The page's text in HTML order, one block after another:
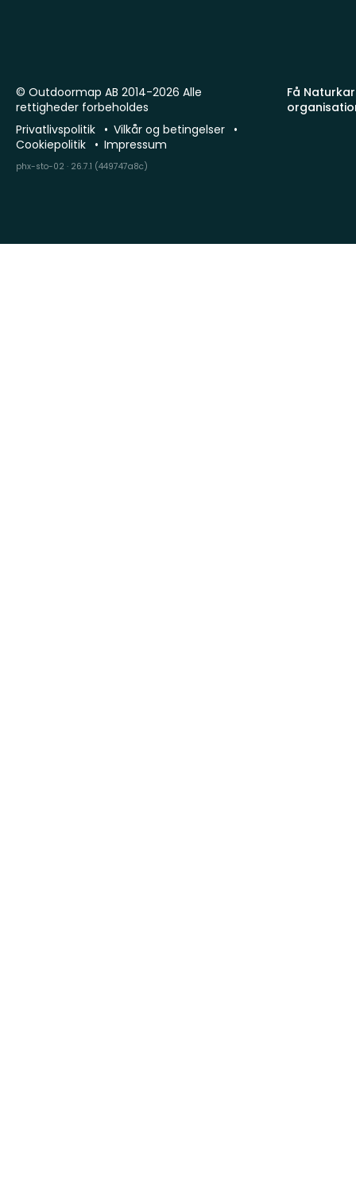
Få
© Outdoormap AB 2014-2026 Alle
rettigheder forbeholdes
Privatlivspolitik
Vilkår og betingelser
Cookiepolitik
Impressum
phx-sto-02 · 26.7.1 (449747a8c)